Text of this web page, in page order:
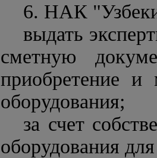
6. НАК
выдать
сметную
приобретение и
оборудования;
за счет
оборудования